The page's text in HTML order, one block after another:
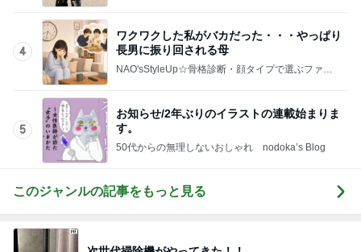
次世代掃除機がやってきた！！
Amebaトピックス 16時間前
完成間近の新居での介護と同居
Amebaトピックス 1日前
Amebaトピックス 1日前